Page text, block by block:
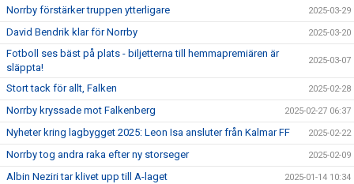
Norrby förstärker truppen ytterligare 2025-03-29
David Bendrik klar för Norrby 2025-03-20
Fotboll ses bäst på plats - biljetterna till hemmapremiären är
släppta!
2025-03-07
Stort tack för allt, Falken 2025-02-28
Norrby kryssade mot Falkenberg 2025-02-27 06:37
Nyheter kring lagbygget 2025: Leon Isa ansluter från Kalmar FF 2025-02-22
Norrby tog andra raka efter ny storseger 2025-02-09
Albin Neziri tar klivet upp till A-laget 2025-01-14 10:34